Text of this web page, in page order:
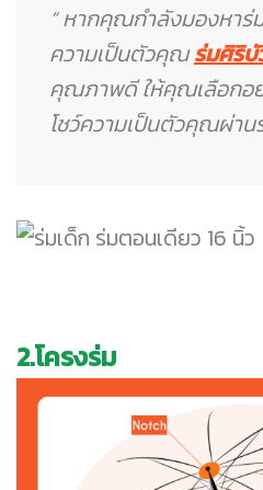
“ หากคุณกำลังมองหาร่
ความเป็นตัวคุณร่มศิริ
คุณภาพดี ให้คุณเลือกอ
โชว์ความเป็นตัวคุณผ่าน
2.โครงร่ม